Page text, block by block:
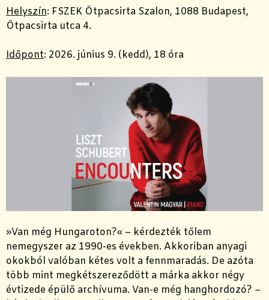
Helyszín: FSZEK Ötpacsirta Szalon, 1088 Budapest,
Ötpacsirta utca 4.
Időpont: 2026. június 9. (kedd), 18 óra
»Van még Hungaroton?« – kérdezték tőlem
nemegyszer az 1990-es években. Akkoriban anyagi
okokból valóban kétes volt a fennmaradás. De azóta
több mint megkétszereződött a márka akkor négy
évtizede épülő archívuma. Van-e még hanghordozó? –